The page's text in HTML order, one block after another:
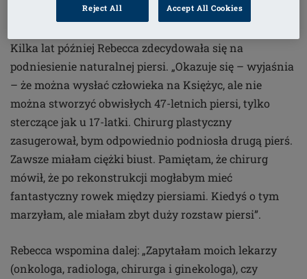
Kilka lat później Rebecca zdecydowała się na
podniesienie naturalnej piersi. „Okazuje się – wyjaśnia
– że można wysłać człowieka na Księżyc, ale nie
można stworzyć obwisłych 47-letnich piersi, tylko
sterczące jak u 17-latki. Chirurg plastyczny
zasugerował, bym odpowiednio podniosła drugą pierś.
Zawsze miałam ciężki biust. Pamiętam, że chirurg
mówił, że po rekonstrukcji mogłabym mieć
fantastyczny rowek między piersiami. Kiedyś o tym
marzyłam, ale miałam zbyt duży rozstaw piersi”.
Rebecca wspomina dalej: „Zapytałam moich lekarzy
(onkologa, radiologa, chirurga i ginekologa), czy
Reject All Accept All Cookies